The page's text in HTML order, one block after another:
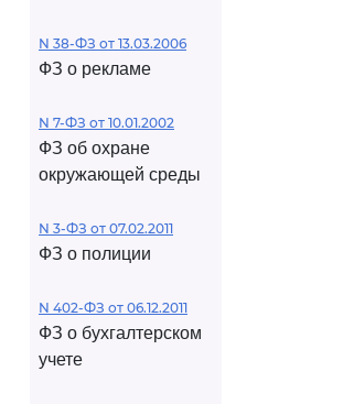
N 38-ФЗ от 13.03.2006
ФЗ о рекламе
N 7-ФЗ от 10.01.2002
ФЗ об охране
окружающей среды
N 3-ФЗ от 07.02.2011
ФЗ о полиции
N 402-ФЗ от 06.12.2011
ФЗ о бухгалтерском
учете